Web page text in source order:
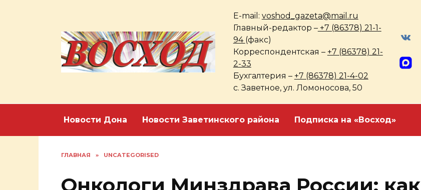
E-mail: voshod_gazeta@mail.ru
Главный-редактор –+7 (86378) 21-1-
94 (факс)
Корреспондентская – +7 (86378) 21-
2-33
Бухгалтерия – +7 (86378) 21-4-02
с. Заветное, ул. Ломоносова, 50
Новости Дона Новости Заветинского района Подписка на «Восход»
ГЛАВНАЯ » UNCATEGORISED
Онкологи Минздрава России: как